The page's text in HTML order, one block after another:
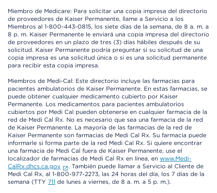
Miembro de Medicare: Para solicitar una copia impresa del directorio
de proveedores de Kaiser Permanente, llame a Servicio a los
Miembros al 1-800-443-0815, los siete días de la semana, de 8 a. m. a
8 p. m. Kaiser Permanente le enviará una copia impresa del directorio
de proveedores en un plazo de tres (3) días hábiles después de su
solicitud. Kaiser Permanente podría preguntar si su solicitud de una
copia impresa es una solicitud única o si es una solicitud permanente
para recibir esta copia impresa.
Miembros de Medi-Cal: Este directorio incluye las farmacias para
pacientes ambulatorios de Kaiser Permanente. En estas farmacias, se
puede obtener cualquier medicamento cubierto por Kaiser
Permanente. Los medicamentos para pacientes ambulatorios
cubiertos por Medi Cal pueden obtenerse en cualquier farmacia de la
red de Medi Cal Rx. No es necesario que sea una farmacia de la red
de Kaiser Permanente. La mayoría de las farmacias de la red de
Kaiser Permanente son farmacias de Medi Cal Rx. Su farmacia puede
informarle si forma parte de la red Medi Cal Rx. Si quiere encontrar
una farmacia de Medi Cal fuera de Kaiser Permanente, use el
localizador de farmacias de Medi Cal Rx en línea, en www.Medi-
CalRx.dhcs.ca.gov
. También puede llamar a Servicio al Cliente de
Medi Cal Rx, al 1-800-977-2273, las 24 horas del día, los 7 días de la
semana (TTY 711 de lunes a viernes, de 8 a. m. a 5 p. m.).